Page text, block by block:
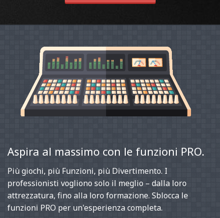
Aspira al massimo con le funzioni PRO.
Più giochi, più Funzioni, più Divertimento. I
professionisti vogliono solo il meglio – dalla loro
attrezzatura, fino alla loro formazione. Sblocca le
funzioni PRO per un'esperienza completa.